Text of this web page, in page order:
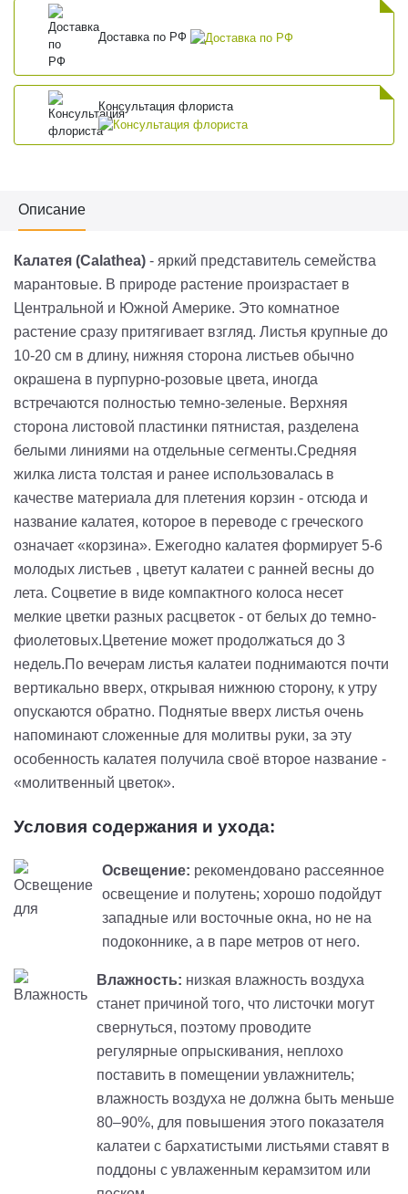
Доставка по РФ
Консультация флориста
Описание
Калатея (Calathea) - яркий представитель семейства
марантовые. В природе растение произрастает в
Центральной и Южной Америке. Это комнатное
растение сразу притягивает взгляд. Листья крупные до
10-20 см в длину, нижняя сторона листьев обычно
окрашена в пурпурно-розовые цвета, иногда
встречаются полностью темно-зеленые. Верхняя
сторона листовой пластинки пятнистая, разделена
белыми линиями на отдельные сегменты.Средняя
жилка листа толстая и ранее использовалась в
качестве материала для плетения корзин - отсюда и
название калатея, которое в переводе с греческого
означает «корзина». Ежегодно калатея формирует 5-6
молодых листьев , цветут калатеи с ранней весны до
лета. Соцветие в виде компактного колоса несет
мелкие цветки разных расцветок - от белых до темно-
фиолетовых.Цветение может продолжаться до 3
недель.По вечерам листья калатеи поднимаются почти
вертикально вверх, открывая нижнюю сторону, к утру
опускаются обратно. Поднятые вверх листья очень
напоминают сложенные для молитвы руки, за эту
особенность калатея получила своё второе название -
«молитвенный цветок».
Условия содержания и ухода:
Освещение: рекомендовано рассеянное
освещение и полутень; хорошо подойдут
западные или восточные окна, но не на
подоконнике, а в паре метров от него.
Влажность: низкая влажность воздуха
станет причиной того, что листочки могут
свернуться, поэтому проводите
регулярные опрыскивания, неплохо
поставить в помещении увлажнитель;
влажность воздуха не должна быть меньше
80–90%, для повышения этого показателя
калатеи с бархатистыми листьями ставят в
поддоны с увлаженным керамзитом или